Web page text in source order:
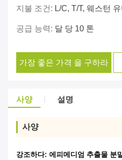
지불 조건: L/C, T/T, 웨스턴
공급 능력: 달 당 10 톤
가장 좋은 가격 을 구하라
사양 설명
사양
강조하다: 에피메디엄 추출물 분